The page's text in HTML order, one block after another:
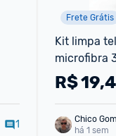
1
Frete Grátis
Kit limpa
microfibra
R$
Chico
há 1 sem